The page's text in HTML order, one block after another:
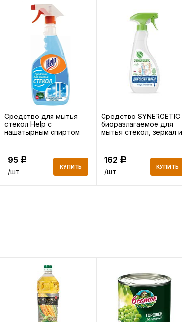
Средство для мытья
стекол Help с
нашатырным спиртом
95 Р
/шт
КУПИТЬ
Средство SYNERGETIC
биоразлагаемое для
мытья стекол, зеркал и
162 Р
/шт
КУПИТЬ